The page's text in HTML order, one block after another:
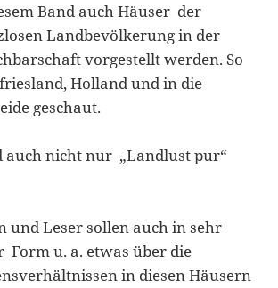
Band auch Häuser der
Landbevölkerung in der
vorgestellt werden. So
Holland und in die
geschaut.
auch nicht nur „Landlust pur“
und Leser sollen auch in sehr
u. a. etwas über die
in diesen Häusern